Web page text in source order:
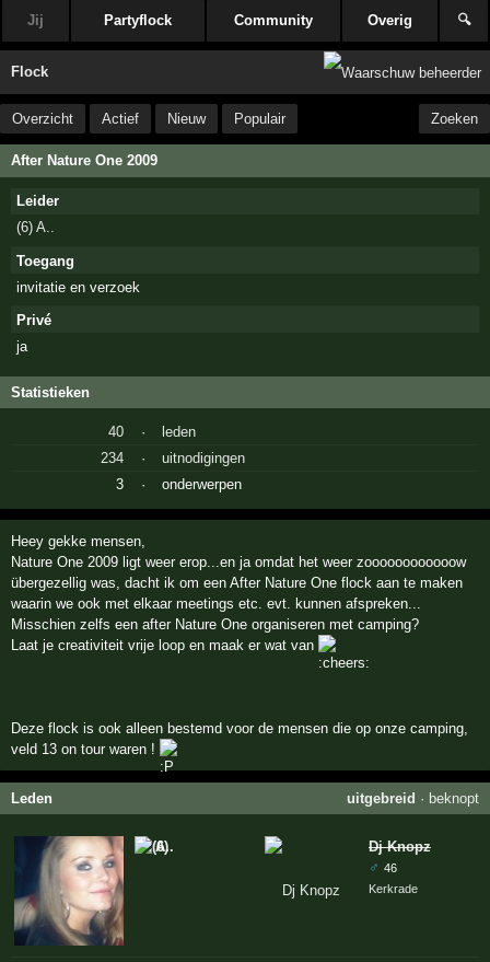
Jij Partyflock Community Overig 🔍
Flock
Overzicht Actief Nieuw Populair Zoeken
After Nature One 2009
Leider
(6) A..
Toegang
invitatie en verzoek
Privé
ja
Statistieken
40 ·
leden
234
·
uitnodigingen
3
· onderwerpen
Heey gekke mensen,
Nature One 2009 ligt weer erop...en ja omdat het weer zoooooooooooow
übergezellig was, dacht ik om een After Nature One flock aan te maken
waarin we ook met elkaar meetings etc. evt. kunnen afspreken...
Misschien zelfs een after Nature One organiseren met camping?
Laat je creativiteit vrije loop en maak er wat van
Deze flock is ook alleen bestemd voor de mensen die op onze camping,
veld 13 on tour waren !
Leden uitgebreid · beknopt
A..
Dj Knopz
♂ 46
Kerkrade